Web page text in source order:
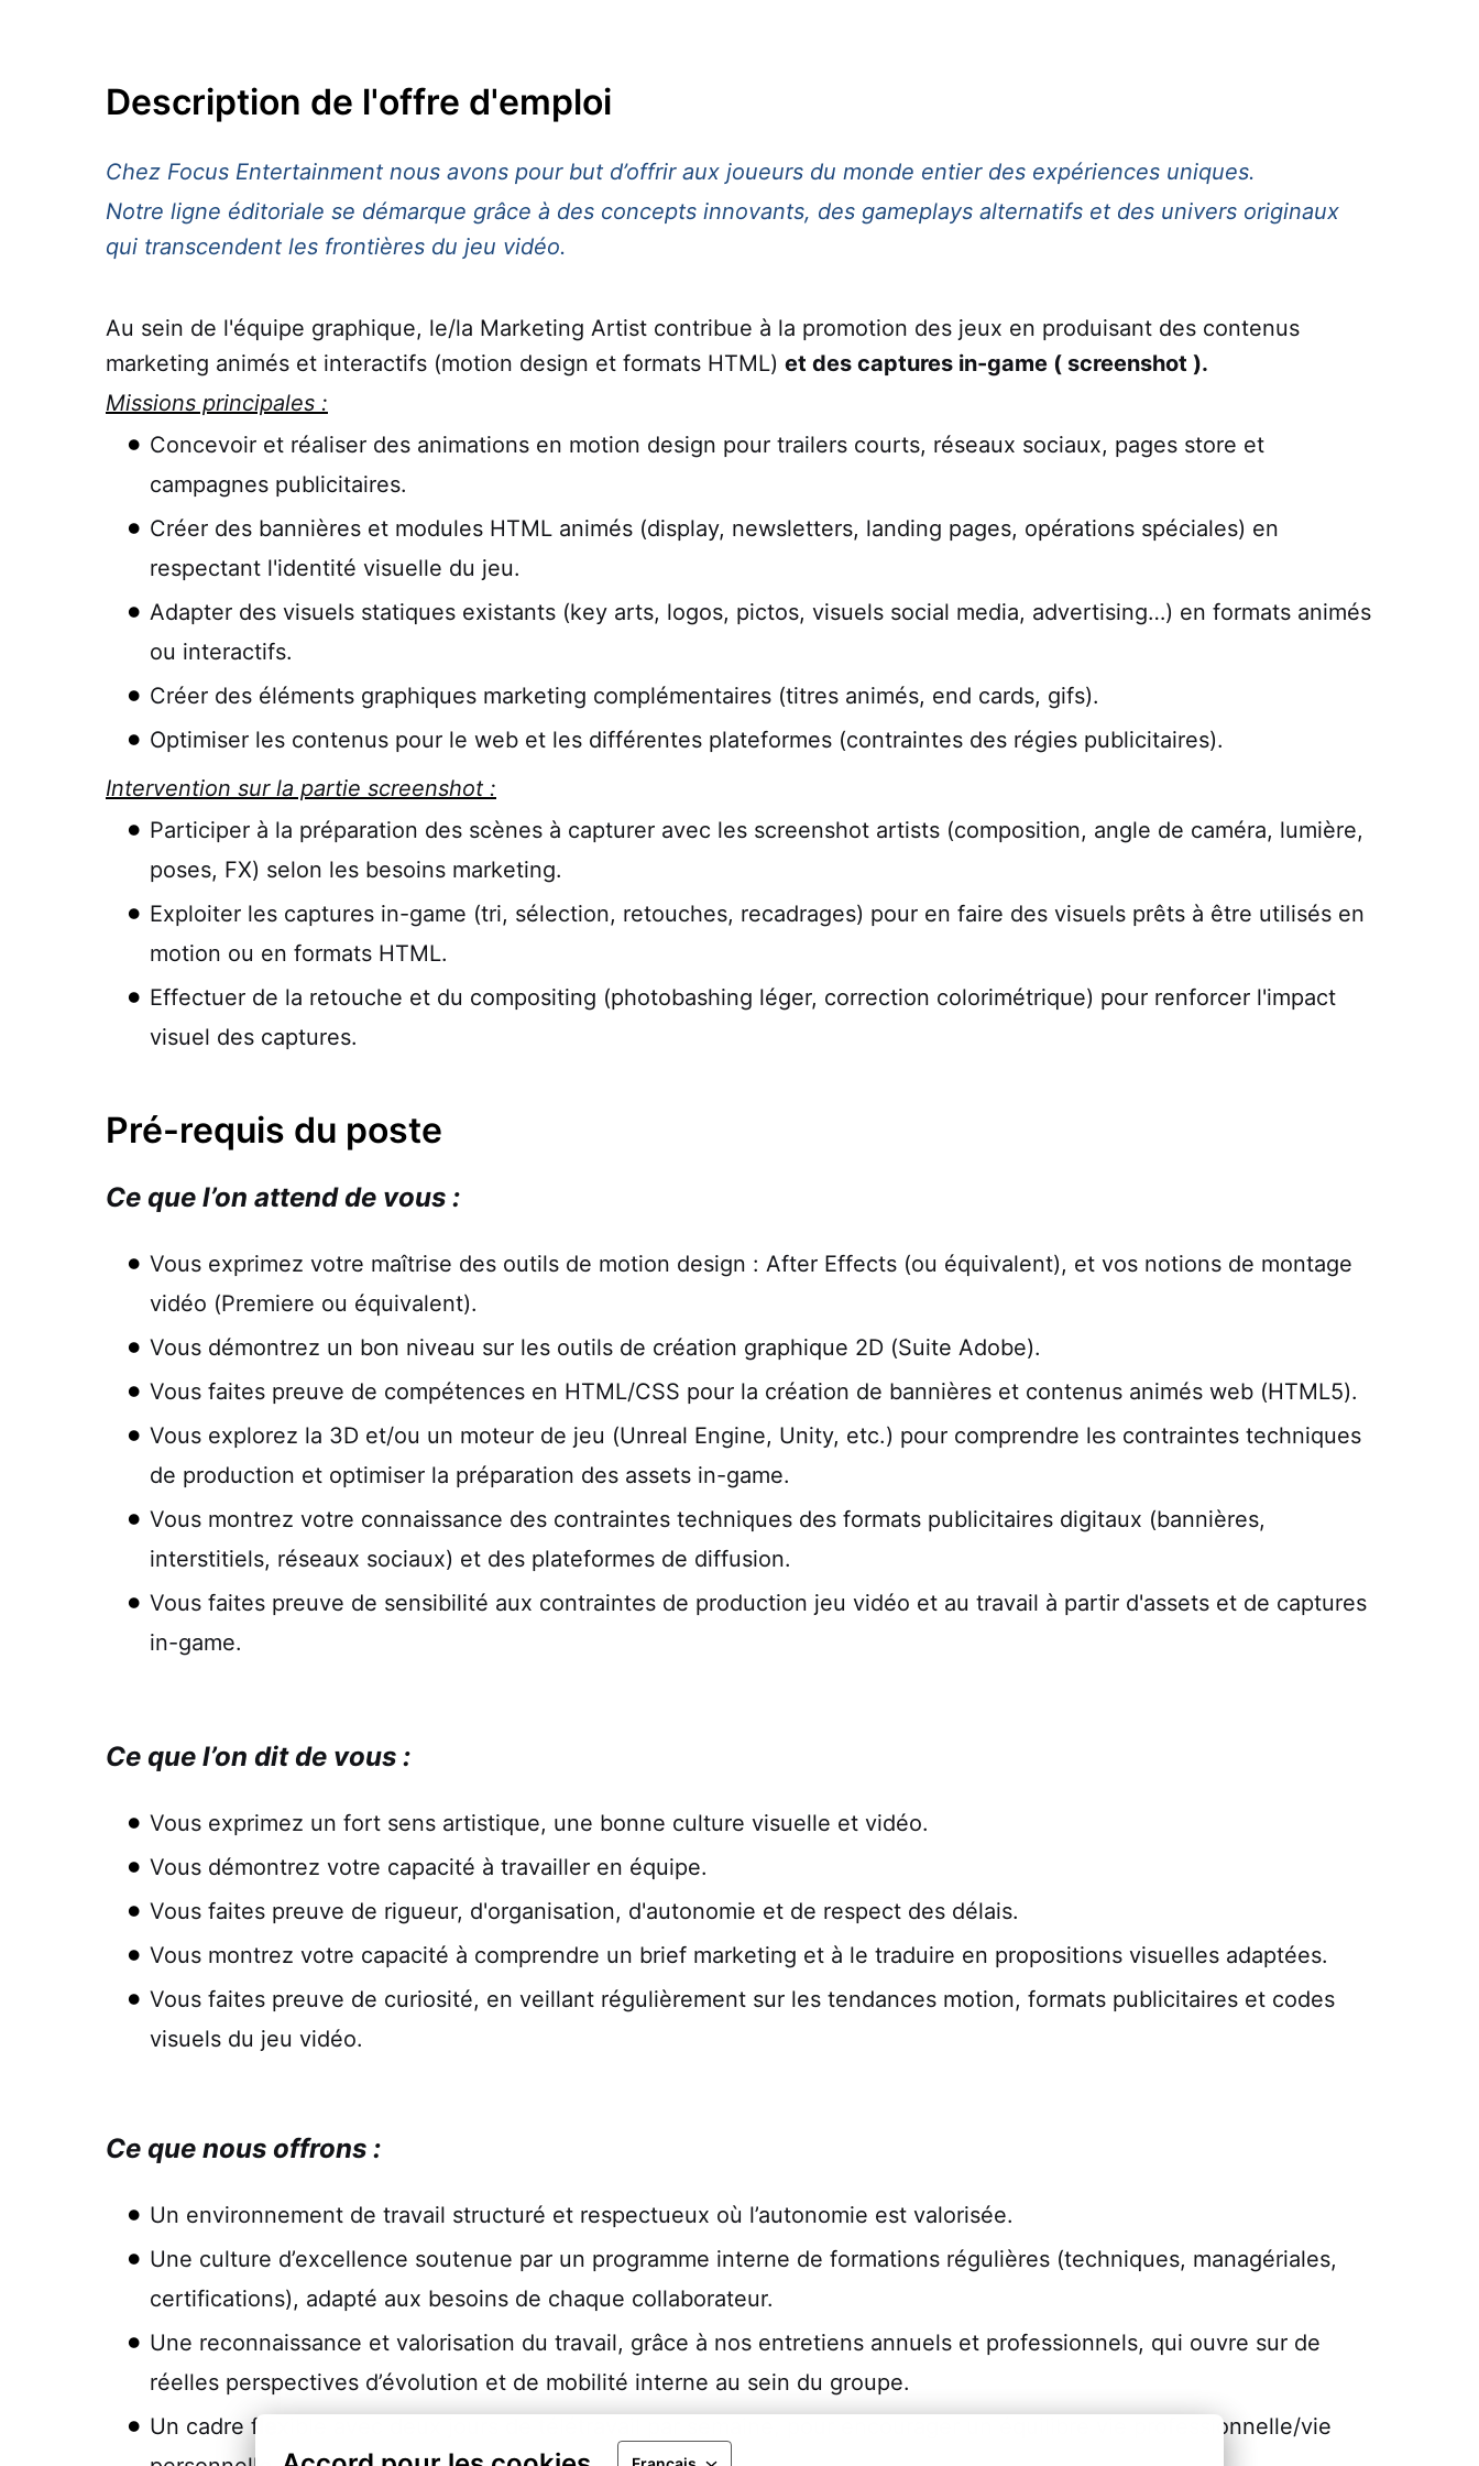
Description de l'offre d'emploi
Chez Focus Entertainment nous avons pour but d’offrir aux joueurs du monde entier des expériences uniques.
Notre ligne éditoriale se démarque grâce à des concepts innovants, des gameplays alternatifs et des univers originaux
qui transcendent les frontières du jeu vidéo.
Au sein de l'équipe graphique, le/la Marketing Artist contribue à la promotion des jeux en produisant des contenus
marketing animés et interactifs (motion design et formats HTML) et des captures in-game ( screenshot ).
Missions principales :
Concevoir et réaliser des animations en motion design pour trailers courts, réseaux sociaux, pages store et
campagnes publicitaires.
Créer des bannières et modules HTML animés (display, newsletters, landing pages, opérations spéciales) en
respectant l'identité visuelle du jeu.
Adapter des visuels statiques existants (key arts, logos, pictos, visuels social media, advertising…) en formats animés
ou interactifs.
Créer des éléments graphiques marketing complémentaires (titres animés, end cards, gifs).
Optimiser les contenus pour le web et les différentes plateformes (contraintes des régies publicitaires).
Intervention sur la partie screenshot :
Participer à la préparation des scènes à capturer avec les screenshot artists (composition, angle de caméra, lumière,
poses, FX) selon les besoins marketing.
Exploiter les captures in-game (tri, sélection, retouches, recadrages) pour en faire des visuels prêts à être utilisés en
motion ou en formats HTML.
Effectuer de la retouche et du compositing (photobashing léger, correction colorimétrique) pour renforcer l'impact
visuel des captures.
Pré-requis du poste
Ce que l’on attend de vous :
Vous exprimez votre maîtrise des outils de motion design : After Effects (ou équivalent), et vos notions de montage
vidéo (Premiere ou équivalent).
Vous démontrez un bon niveau sur les outils de création graphique 2D (Suite Adobe).
Vous faites preuve de compétences en HTML/CSS pour la création de bannières et contenus animés web (HTML5).
Vous explorez la 3D et/ou un moteur de jeu (Unreal Engine, Unity, etc.) pour comprendre les contraintes techniques
de production et optimiser la préparation des assets in-game.
Vous montrez votre connaissance des contraintes techniques des formats publicitaires digitaux (bannières,
interstitiels, réseaux sociaux) et des plateformes de diffusion.
Vous faites preuve de sensibilité aux contraintes de production jeu vidéo et au travail à partir d'assets et de captures
in-game.
Ce que l’on dit de vous :
Vous exprimez un fort sens artistique, une bonne culture visuelle et vidéo.
Vous démontrez votre capacité à travailler en équipe.
Vous faites preuve de rigueur, d'organisation, d'autonomie et de respect des délais.
Vous montrez votre capacité à comprendre un brief marketing et à le traduire en propositions visuelles adaptées.
Vous faites preuve de curiosité, en veillant régulièrement sur les tendances motion, formats publicitaires et codes
visuels du jeu vidéo.
Ce que nous offrons :
Un environnement de travail structuré et respectueux où l’autonomie est valorisée.
Une culture d’excellence soutenue par un programme interne de formations régulières (techniques, managériales,
certifications), adapté aux besoins de chaque collaborateur.
Une reconnaissance et valorisation du travail, grâce à nos entretiens annuels et professionnels, qui ouvre sur de
réelles perspectives d’évolution et de mobilité interne au sein du groupe.
Un cadre flexible avec deux jours de télétravail par semaine, pour encourager un équilibre vie professionnelle/vie